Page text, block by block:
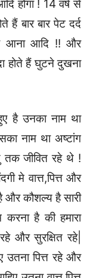
होगा ! 14 वर्ष से
हैं बार बार पेट दर्द
आना आदि !! और
होते हैं घुटने दुखना
है उनका नाम था
नाम था अष्टांग
जीवित रहे थे !
मे वात्त,पित्त और
कौशल्य है सारी
है की हमारा
और सुरक्षित रहे|
उतना पित्त रहे और